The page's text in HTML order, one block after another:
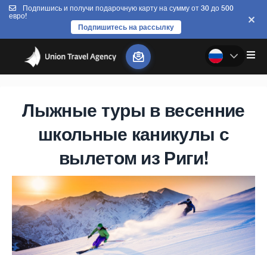
Подпишись и получи подарочную карту на сумму от 30 до 500
евро!
Подпишитесь на рассылку
Лыжные туры в весенние
школьные каникулы с
вылетом из Риги!